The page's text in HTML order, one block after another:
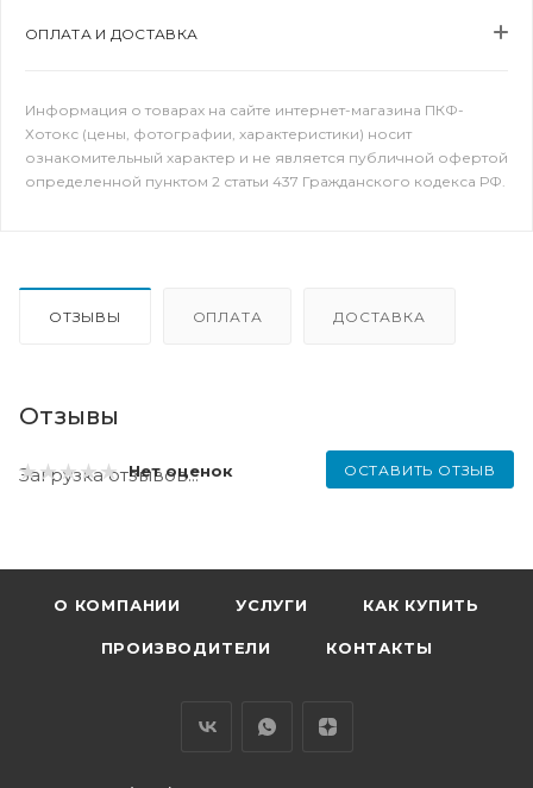
ОПЛАТА И ДОСТАВКА
Информация о товарах на сайте интернет-магазина ПКФ-
Хотокс (цены, фотографии, характеристики) носит
ознакомительный характер и не является публичной офертой
определенной пунктом 2 статьи 437 Гражданского кодекса РФ.
ОТЗЫВЫ ОПЛАТА ДОСТАВКА
Отзывы
Нет оценок ОСТАВИТЬ ОТЗЫВ
Загрузка отзывов...
О КОМПАНИИ УСЛУГИ КАК КУПИТЬ
ПРОИЗВОДИТЕЛИ КОНТАКТЫ